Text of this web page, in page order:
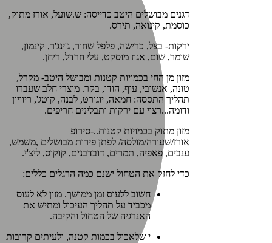
דגנים מבושלים היטב כדייסה: ש.שועל, אורז מתוק,
כוסמת, קינואה, תירס.
ירקות- בצל, כרישה, פלפל שחור, ג'ינג'ר, קינמון,
שומר, שום, אגוז מוסקט, עלי חרדל, ריחן.
מזון מן החי בכמויות קטנות ומבושל היטב- מקרל,
טונה, אנשובי, עוף, הודו, בקר. מוצרי חלב שעברו
תהליך התססה: חמאה, יוגורט, לבנה, קוטג', ריוויון
ודומה...רצוי עם ירקות ותבלינים חריפים.
מזון מתוק בכמויות קטנות..-סירופ
אורז/שעורה/מולסה/ לפתן פירות מבושלים ,משמש,
ענבים, פאפיה, תמרים, דובדבנים, קוקוס, ליצ'י.
כדי לחזק את הטחול ישנם כמה הרגלים כללים:
חשוב ללעוס זמן ממושך. מזון לא לעוס
מכביד על תהליך העיכול ומתיש את
האנרגיה של הטחול והקיבה.
י שלאכול בכמות קטנה, ולעיתים קרובות